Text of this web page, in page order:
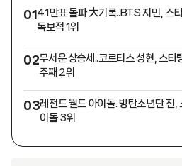
01 41만표 돌파 大기록..BTS 지민, 스
독보적 1위
02무서운 상승세..코르티스 성현, 스타
주째 2위
03레전드 월드 아이돌..방탄소년단 진,
이돌 3위